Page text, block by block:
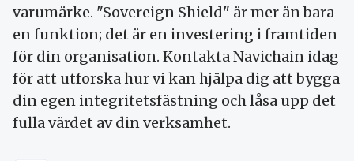
varumärke. "Sovereign Shield" är mer än bara
en funktion; det är en investering i framtiden
för din organisation. Kontakta Navichain idag
för att utforska hur vi kan hjälpa dig att bygga
din egen integritetsfästning och låsa upp det
fulla värdet av din verksamhet.